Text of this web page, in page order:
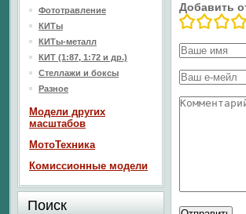
Добавить
Фототравление
КИТы
КИТы-металл
КИТ (1:87, 1:72 и др.)
Стеллажи и боксы
Разное
Модели других
масштабов
МотоТехника
Комиссионные модели
Поиск